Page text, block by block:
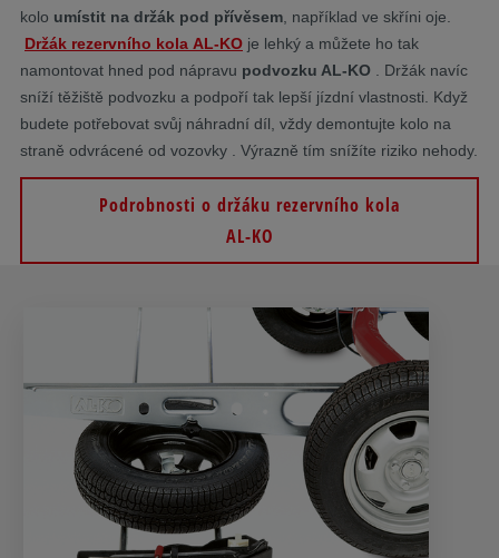
kolo umístit na držák pod přívěsem , například ve skříni oje.
Držák rezervního kola AL-KO je lehký a můžete ho tak
namontovat hned pod nápravu podvozku AL-KO
. Držák navíc
sníží těžiště podvozku a podpoří tak lepší jízdní vlastnosti. Když
budete potřebovat svůj náhradní díl, vždy demontujte kolo na
straně odvrácené od vozovky . Výrazně tím snížíte riziko nehody.
Podrobnosti o držáku rezervního kola
AL-KO